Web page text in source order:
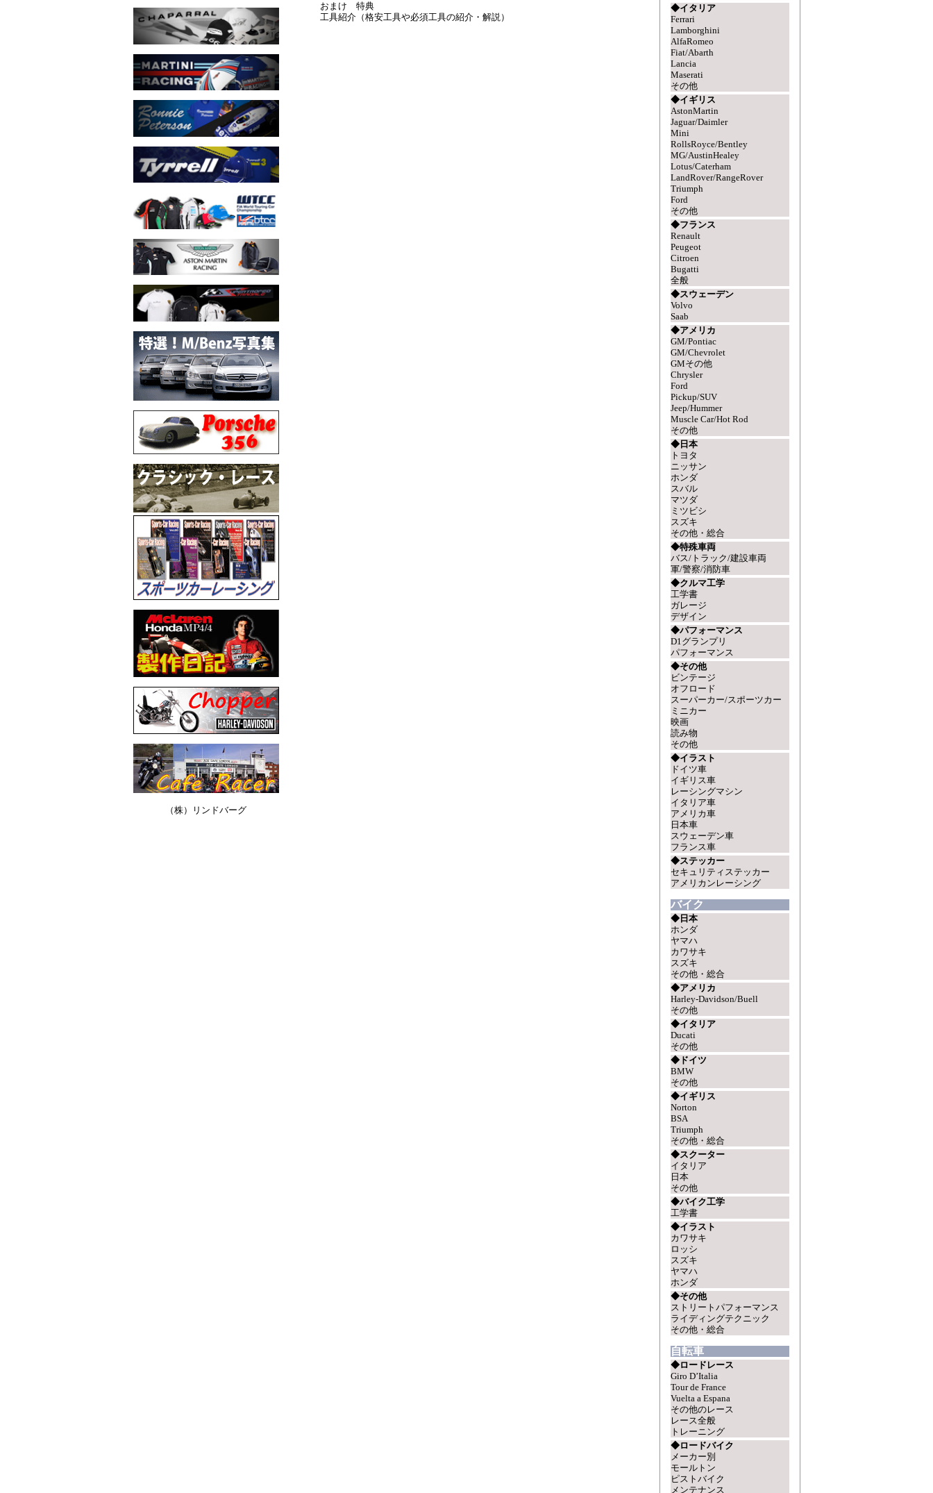
（株）リンドバーグ
◆イタリア
Ferrari
Lamborghini
AlfaRomeo
Fiat/Abarth
Lancia
Maserati
その他
◆イギリス
AstonMartin
Jaguar/Daimler
Mini
RollsRoyce/Bentley
MG/AustinHealey
Lotus/Caterham
LandRover/RangeRover
Triumph
Ford
その他
◆フランス
Renault
Peugeot
Citroen
Bugatti
全般
◆スウェーデン
Volvo
Saab
◆アメリカ
GM/Pontiac
GM/Chevrolet
GMその他
Chrysler
Ford
Pickup/SUV
Jeep/Hummer
Muscle Car/Hot Rod
その他
◆日本
トヨタ
ニッサン
ホンダ
スバル
マツダ
ミツビシ
スズキ
その他・総合
◆特殊車両
バス/トラック/建設車両
軍/警察/消防車
◆クルマ工学
工学書
ガレージ
デザイン
◆パフォーマンス
D1グランプリ
パフォーマンス
◆その他
ビンテージ
オフロード
スーパーカー/スポーツカー
ミニカー
映画
読み物
その他
◆イラスト
ドイツ車
イギリス車
レーシングマシン
イタリア車
アメリカ車
日本車
スウェーデン車
フランス車
◆ステッカー
セキュリティステッカー
アメリカンレーシング
バイク
◆日本
ホンダ
ヤマハ
カワサキ
スズキ
その他・総合
◆アメリカ
Harley-Davidson/Buell
その他
◆イタリア
Ducati
その他
◆ドイツ
BMW
その他
◆イギリス
Norton
BSA
Triumph
その他・総合
◆スクーター
イタリア
日本
その他
◆バイク工学
工学書
◆イラスト
カワサキ
ロッシ
スズキ
ヤマハ
ホンダ
◆その他
ストリートパフォーマンス
ライディングテクニック
その他・総合
自転車
◆ロードレース
Giro D’Italia
Tour de France
Vuelta a Espana
その他のレース
レース全般
トレーニング
◆ロードバイク
メーカー別
モールトン
ピストバイク
メンテナンス
おまけ 特典
工具紹介（格安工具や必須工具の紹介・解説）